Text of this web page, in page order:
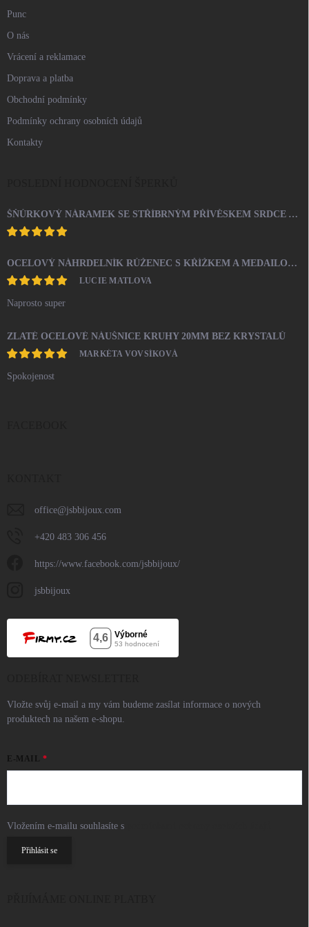
Punc
O nás
Vrácení a reklamace
Doprava a platba
Obchodní podmínky
Podmínky ochrany osobních údajů
Kontakty
ŠŇŮRKOVÝ NÁRAMEK SE STŘÍBRNÝM PŘÍVĚSKEM SRDCE A KRYSTALY SWAROVSKI CRYSTAL (STŘÍBRO 925/1000)
OCELOVÝ NÁHRDELNÍK RŮŽENEC S KŘÍŽKEM A MEDAILONEM
LUCIE MATLOVA
Naprosto super
ZLATÉ OCELOVÉ NÁUŠNICE KRUHY 20MM BEZ KRYSTALŮ
MARKÉTA VOVSÍKOVÁ
Spokojenost
office@jsbbijoux.com
+420 483 306 456
https://www.facebook.com/jsbbijoux/
jsbbijoux
Vložte svůj e-mail a my vám budeme zasílat informace o nových
produktech na našem e-shopu.
E-MAIL
Vložením e-mailu souhlasíte s
Přihlásit se